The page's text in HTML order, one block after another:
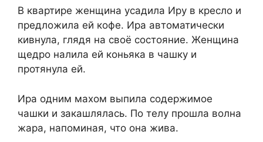
В квартире женщина усадила Иру в кресло и
предложила ей кофе. Ира автоматически
кивнула, глядя на своё состояние. Женщина
щедро налила ей коньяка в чашку и
протянула ей.
Ира одним махом выпила содержимое
чашки и закашлялась. По телу прошла волна
жара, напоминая, что она жива.